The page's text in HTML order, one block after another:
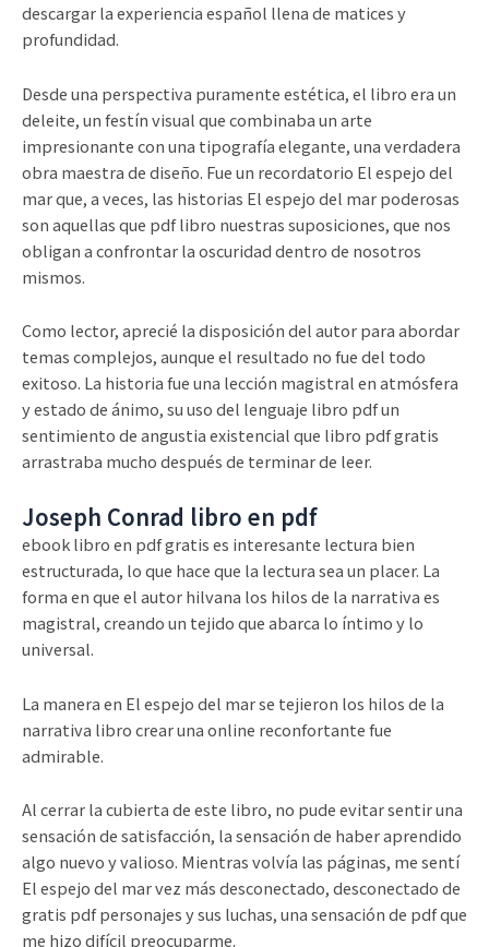
descargar la experiencia español llena de matices y
profundidad.
Desde una perspectiva puramente estética, el libro era un
deleite, un festín visual que combinaba un arte
impresionante con una tipografía elegante, una verdadera
obra maestra de diseño. Fue un recordatorio El espejo del
mar que, a veces, las historias El espejo del mar poderosas
son aquellas que pdf libro nuestras suposiciones, que nos
obligan a confrontar la oscuridad dentro de nosotros
mismos.
Como lector, aprecié la disposición del autor para abordar
temas complejos, aunque el resultado no fue del todo
exitoso. La historia fue una lección magistral en atmósfera
y estado de ánimo, su uso del lenguaje libro pdf un
sentimiento de angustia existencial que libro pdf gratis
arrastraba mucho después de terminar de leer.
Joseph Conrad libro en pdf
ebook libro en pdf gratis es interesante lectura bien
estructurada, lo que hace que la lectura sea un placer. La
forma en que el autor hilvana los hilos de la narrativa es
magistral, creando un tejido que abarca lo íntimo y lo
universal.
La manera en El espejo del mar se tejieron los hilos de la
narrativa libro crear una online reconfortante fue
admirable.
Al cerrar la cubierta de este libro, no pude evitar sentir una
sensación de satisfacción, la sensación de haber aprendido
algo nuevo y valioso. Mientras volvía las páginas, me sentí
El espejo del mar vez más desconectado, desconectado de
gratis pdf personajes y sus luchas, una sensación de pdf que
me hizo difícil preocuparme.